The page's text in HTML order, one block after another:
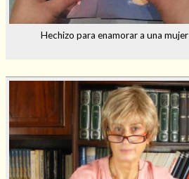
Hechizo para enamorar a una mujer